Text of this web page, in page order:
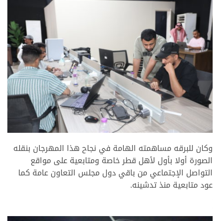
وكان للبرقه مساهمته الهامة في نجاح هذا المهرجان بنقله
الصورة أولا بأول لأهل قطر خاصة ومتابعية على مواقع
التواصل الإجتماعي من باقي دول مجلس التعاون عامة كما
عود متابعية منذ تدشينه.